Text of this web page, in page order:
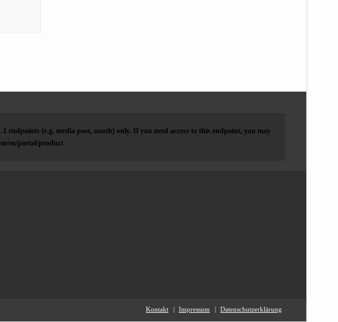
endpoints (e.g. media post, oauth) only. If you need access to this endpoint, you may
en/portal/product
Kontakt Impressum Datenschutzerklärung